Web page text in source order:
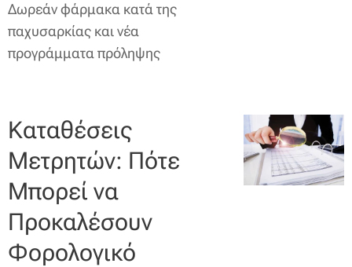
Δωρεάν φάρμακα κατά της
παχυσαρκίας και νέα
προγράμματα πρόληψης
Καταθέσεις
Μετρητών: Πότε
Μπορεί να
Προκαλέσουν
Φορολογικό